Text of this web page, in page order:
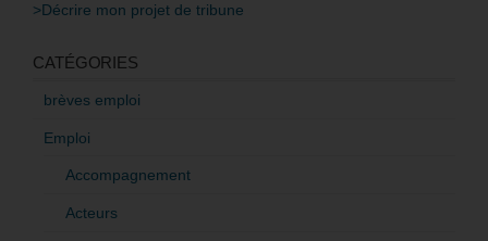
>Décrire mon projet de tribune
CATÉGORIES
brèves emploi
Emploi
Accompagnement
Acteurs